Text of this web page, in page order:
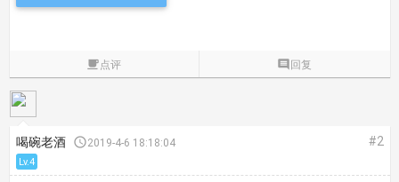
点评  回复
喝碗老酒 2019-4-6 18:18:04 #2
Lv.4